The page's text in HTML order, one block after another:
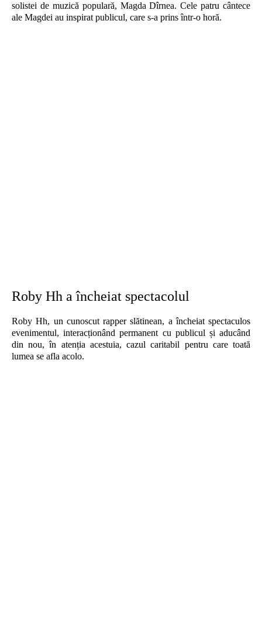
solistei de muzică populară, Magda Dîrnea. Cele patru cântece
ale Magdei au inspirat publicul, care s-a prins într-o horă.
Roby Hh a încheiat spectacolul
Roby Hh, un cunoscut rapper slătinean, a încheiat spectaculos
evenimentul, interacționând permanent cu publicul și aducând
din nou, în atenția acestuia, cazul caritabil pentru care toată
lumea se afla acolo.